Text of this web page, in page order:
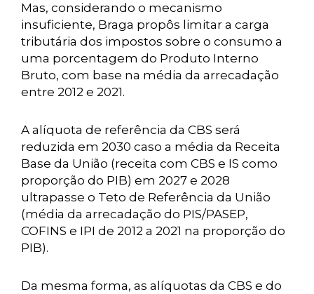
Mas, considerando o mecanismo
insuficiente, Braga propôs limitar a carga
tributária dos impostos sobre o consumo a
uma porcentagem do Produto Interno
Bruto, com base na média da arrecadação
entre 2012 e 2021.
A alíquota de referência da CBS será
reduzida em 2030 caso a média da Receita
Base da União (receita com CBS e IS como
proporção do PIB) em 2027 e 2028
ultrapasse o Teto de Referência da União
(média da arrecadação do PIS/PASEP,
COFINS e IPI de 2012 a 2021 na proporção do
PIB).
Da mesma forma, as alíquotas da CBS e do